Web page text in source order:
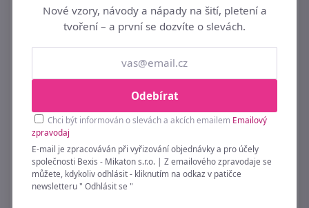
Dekorace anděl X6728/2 - 20 cm
239 Kč
Nové vzory, návody a nápady na šití, pletení a
tvoření – a první se dozvíte o slevách.
Odebírat
Chci být informován o slevách a akcích emailem Emailový
zpravodaj
E-mail je zpracováván při vyřizování objednávky a pro účely
společnosti Bexis - Mikaton s.r.o. | Z emailového zpravodaje se
můžete, kdykoliv odhlásit - kliknutím na odkaz v patičce
newsletteru " Odhlásit se "